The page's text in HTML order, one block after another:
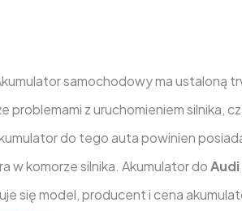
samochodowy ma ustaloną
z uruchomieniem silnika,
do tego auta powinien
w komorze silnika. Akumulator doAudi
się model, producent i cena